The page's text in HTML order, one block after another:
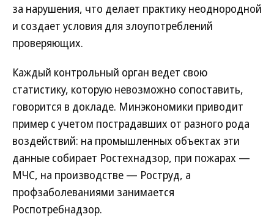
за нарушения, что делает практику неоднородной
и создает условия для злоупотреблений
проверяющих.
Каждый контрольный орган ведет свою
статистику, которую невозможно сопоставить,
говорится в докладе. Минэкономики приводит
пример с учетом пострадавших от разного рода
воздействий: на промышленных объектах эти
данные собирает Ростехнадзор, при пожарах —
МЧС, на производстве — Роструд, а
профзаболеваниями занимается
Роспотребнадзор.